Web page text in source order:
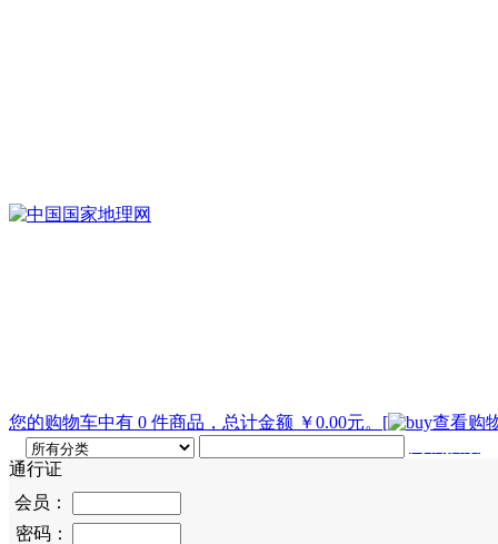
您的购物车中有 0 件商品，总计金额 ￥0.00元。 [
查看购
通行证
会员：
密码：